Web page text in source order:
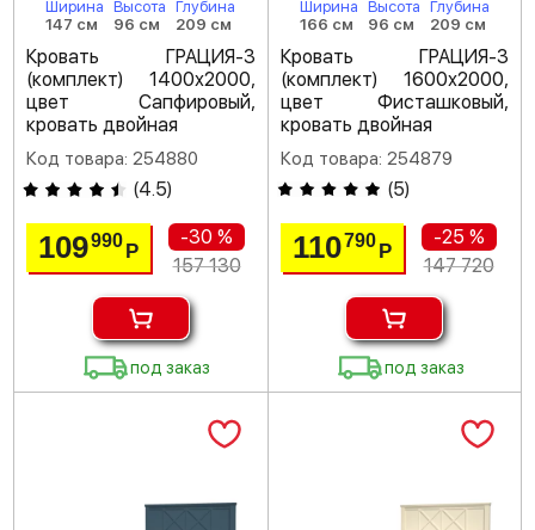
Ширина
147 см
Высота
96 см
Глубина
209 см
Кровать ГРАЦИЯ-3
(комплект) 1400х2000,
цвет Сапфировый,
кровать двойная
Код товара: 254880
(4.5)
109990Р
-30 %
157 130
под заказ
Ширина
166 см
Высота
96 см
Глубина
209 см
Кровать ГРАЦИЯ-3
(комплект) 1600х2000,
цвет Фисташковый,
кровать двойная
Код товара: 254879
(5)
110790 Р
-25 %
147 720
под заказ